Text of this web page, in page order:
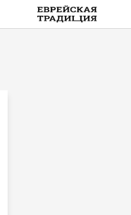
on line109
Offloaders